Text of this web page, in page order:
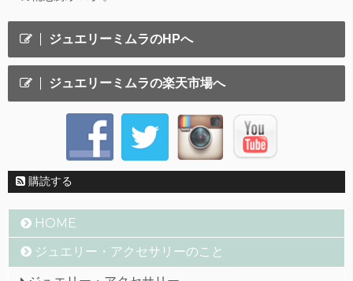
ジュエリーミムラのHPへ
ジュエリーミムラの楽天市場へ
購読する
HOME
ジュエリー・アクセサリーのこと